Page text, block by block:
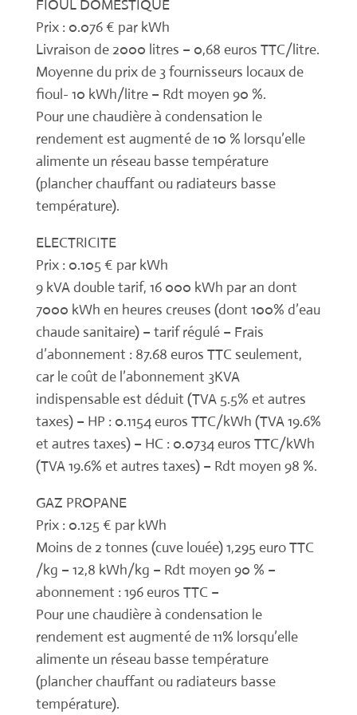
FIOUL DOMESTIQUE
Prix : 0.076 € par kWh
Livraison de 2000 litres – 0,68 euros TTC/litre.
Moyenne du prix de 3 fournisseurs locaux de
fioul- 10 kWh/litre – Rdt moyen 90 %.
Pour une chaudière à condensation le
rendement est augmenté de 10 % lorsqu’elle
alimente un réseau basse température
(plancher chauffant ou radiateurs basse
température).
ELECTRICITE
Prix : 0.105 € par kWh
9 kVA double tarif, 16 000 kWh par an dont
7000 kWh en heures creuses (dont 100% d’eau
chaude sanitaire) – tarif régulé – Frais
d’abonnement : 87.68 euros TTC seulement,
car le coût de l’abonnement 3KVA
indispensable est déduit (TVA 5.5% et autres
taxes) – HP : 0.1154 euros TTC/kWh (TVA 19.6%
et autres taxes) – HC : 0.0734 euros TTC/kWh
(TVA 19.6% et autres taxes) – Rdt moyen 98 %.
GAZ PROPANE
Prix : 0.125 € par kWh
Moins de 2 tonnes (cuve louée) 1,295 euro TTC
/kg – 12,8 kWh/kg – Rdt moyen 90 % –
abonnement : 196 euros TTC –
Pour une chaudière à condensation le
rendement est augmenté de 11% lorsqu’elle
alimente un réseau basse température
(plancher chauffant ou radiateurs basse
température).